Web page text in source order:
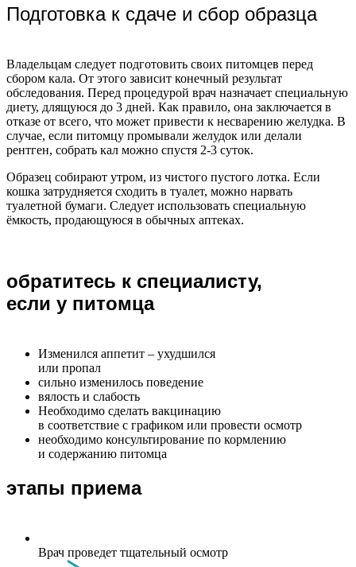
Подготовка к сдаче и сбор образца
Владельцам следует подготовить своих питомцев перед
сбором кала. От этого зависит конечный результат
обследования. Перед процедурой врач назначает специальную
диету, длящуюся до 3 дней. Как правило, она заключается в
отказе от всего, что может привести к несварению желудка. В
случае, если питомцу промывали желудок или делали
рентген, собрать кал можно спустя 2-3 суток.
Образец собирают утром, из чистого пустого лотка. Если
кошка затрудняется сходить в туалет, можно нарвать
туалетной бумаги. Следует использовать специальную
ёмкость, продающуюся в обычных аптеках.
обратитесь к специалисту,
если у питомца
Изменился аппетит – ухудшился
или пропал
сильно изменилось поведение
вялость и слабость
Необходимо сделать вакцинацию
в соответствие с графиком или провести осмотр
необходимо консультирование по кормлению
и содержанию питомца
этапы приема
Врач проведет тщательный осмотр